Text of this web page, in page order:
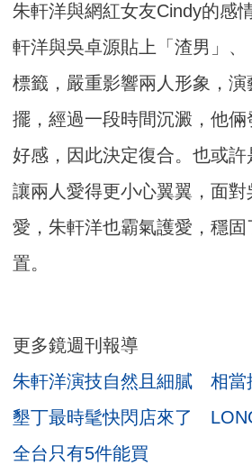
朱軒洋與網紅女友Cindy的感
軒洋與吳卓源貼上「渣男」、
標籤，嚴重影響兩人形象，
擺，經過一段時間沉澱，他
好感，因此決定復合。也或許
讓兩人愛得更小心翼翼，面
愛，朱軒洋也霸氣護愛，穩固
置。
更多鏡週刊報導
朱軒洋演技自然且細膩 相當
墾丁最時髦快閃店來了
全台只有5件能買